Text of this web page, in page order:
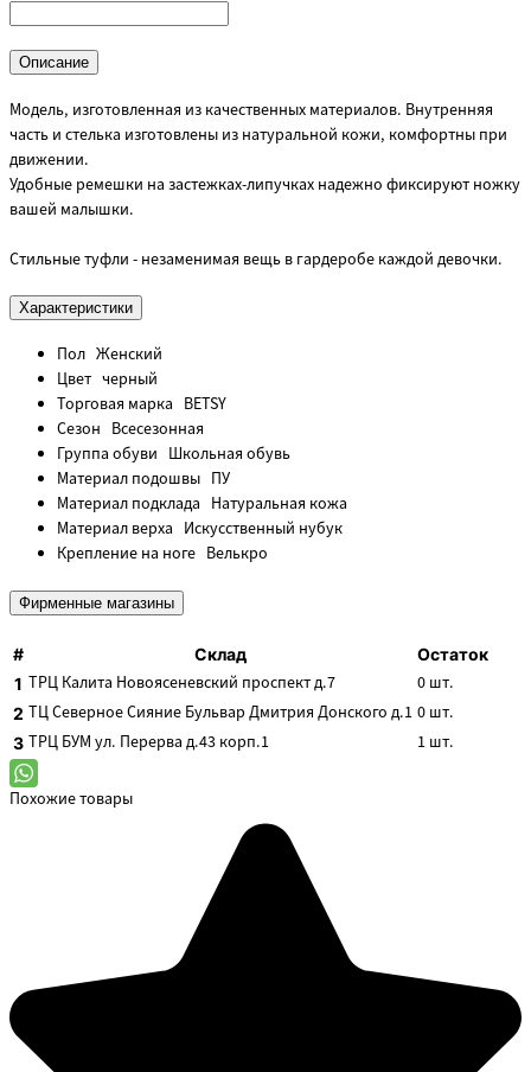
Описание
Модель, изготовленная из качественных материалов. Внутренняя
часть и стелька изготовлены из натуральной кожи, комфортны при
движении.
Удобные ремешки на застежках-липучках надежно фиксируют ножку
вашей малышки.
Стильные туфли - незаменимая вещь в гардеробе каждой девочки.
Характеристики
Пол Женский
Цвет черный
Торговая марка BETSY
Сезон Всесезонная
Группа обуви Школьная обувь
Материал подошвы ПУ
Материал подклада Натуральная кожа
Материал верха Искусственный нубук
Крепление на ноге Велькро
Фирменные магазины
# Склад
Остаток
1 ТРЦ Калита Новоясеневский проспект д.7 0 шт.
2 ТЦ Северное Сияние Бульвар Дмитрия Донского д.1 0 шт.
3 ТРЦ БУМ ул. Перерва д.43 корп.1 1 шт.
Похожие товары